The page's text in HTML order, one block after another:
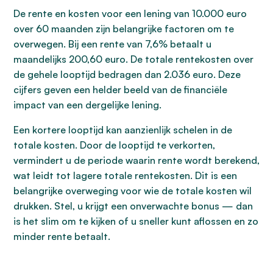
De rente en kosten voor een lening van 10.000 euro
over 60 maanden zijn belangrijke factoren om te
overwegen. Bij een rente van 7,6% betaalt u
maandelijks 200,60 euro. De totale rentekosten over
de gehele looptijd bedragen dan 2.036 euro. Deze
cijfers geven een helder beeld van de financiële
impact van een dergelijke lening.
Een kortere looptijd kan aanzienlijk schelen in de
totale kosten. Door de looptijd te verkorten,
vermindert u de periode waarin rente wordt berekend,
wat leidt tot lagere totale rentekosten. Dit is een
belangrijke overweging voor wie de totale kosten wil
drukken. Stel, u krijgt een onverwachte bonus — dan
is het slim om te kijken of u sneller kunt aflossen en zo
minder rente betaalt.